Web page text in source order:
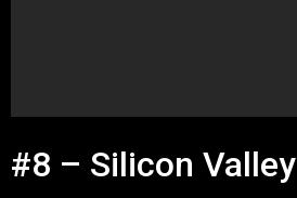
#8 – Silicon Valley